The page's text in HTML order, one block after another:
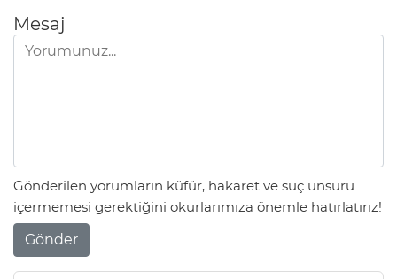
Mesaj
Gönderilen yorumların küfür, hakaret ve suç unsuru
içermemesi gerektiğini okurlarımıza önemle hatırlatırız!
Gönder